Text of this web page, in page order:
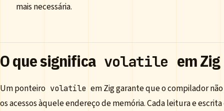
mais necessária.
O que significa volatile em Zig
Um ponteiro volatile em Zig garante que o compilador
os acessos àquele endereço de memória. Cada leitura e